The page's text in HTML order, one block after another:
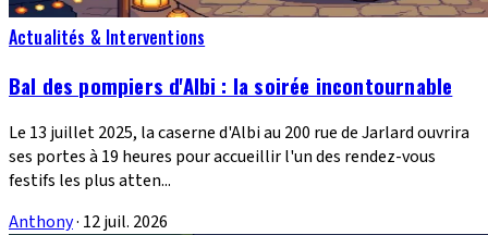
Actualités & Interventions
Bal des pompiers d'Albi : la soirée incontournable
Le 13 juillet 2025, la caserne d'Albi au 200 rue de Jarlard ouvrira
ses portes à 19 heures pour accueillir l'un des rendez-vous
festifs les plus atten...
Anthony· 12 juil. 2026